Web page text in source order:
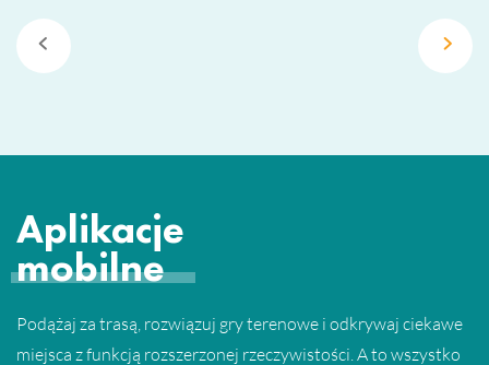
Aplikacje
mobilne
Podążaj za trasą, rozwiązuj gry terenowe i odkrywaj ciekawe
miejsca z funkcją rozszerzonej rzeczywistości. A to wszystko